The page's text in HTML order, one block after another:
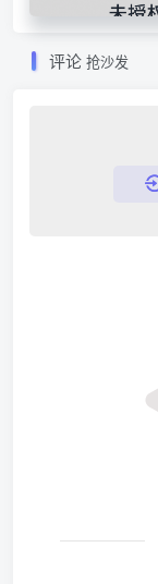
评论 抢沙发